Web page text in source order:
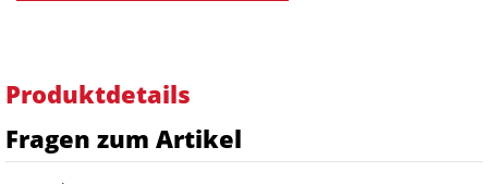
Produktdetails
Fragen zum Artikel